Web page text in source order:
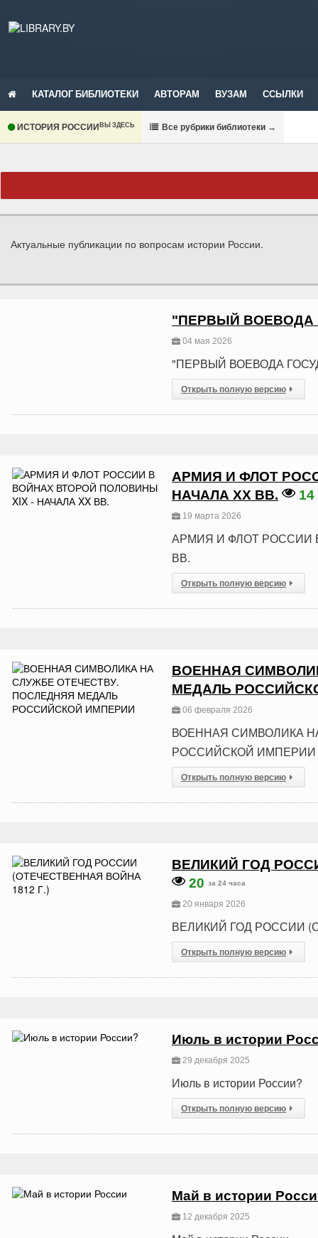
КАТАЛОГ БИБЛИОТЕКИ АВТОРАМ ВУЗАМ ССЫЛКИ
ИСТОРИЯ РОССИИВЫ ЗДЕСЬ Все рубрики библиотеки →
Актуальные публикации по вопросам истории России.
"ПЕРВЫЙ ВОЕВОДА
04 мая 2026
"ПЕРВЫЙ ВОЕВОДА
Открыть полную версию
АРМИЯ И ФЛОТ
НАЧАЛА XX ВВ.
14
19 марта 2026
АРМИЯ И ФЛОТ РОССИИ
ВВ.
Открыть полную версию
ВОЕННАЯ
МЕДАЛЬ
06 февраля 2026
ВОЕННАЯ СИМВОЛИКА
РОССИЙСКОЙ ИМПЕРИИ
Открыть полную версию
ВЕЛИКИЙ ГОД
20 за 24 часа
20 января 2026
ВЕЛИКИЙ ГОД РОССИИ
Открыть полную версию
Июль в истории
29 декабря 2025
Июль в истории России?
Открыть полную версию
Май в истории
12 декабря 2025